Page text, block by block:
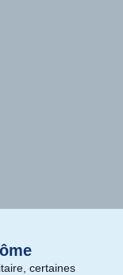
certaines